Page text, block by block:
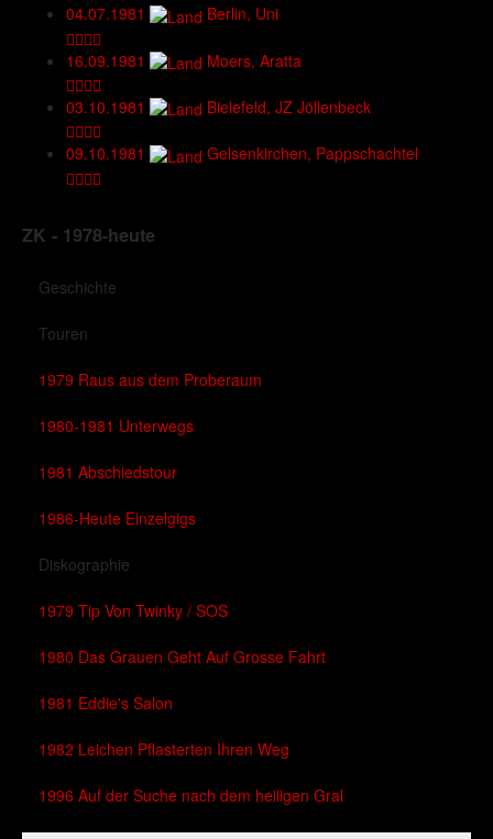
04.07.1981 Berlin, Uni
16.09.1981 Moers, Aratta
03.10.1981 Bielefeld, JZ Jöllenbeck
09.10.1981 Gelsenkirchen, Pappschachtel
ZK - 1978-heute
Geschichte
Touren
1979 Raus aus dem Proberaum
1980-1981 Unterwegs
1981 Abschiedstour
1986-Heute Einzelgigs
Diskographie
1979 Tip Von Twinky / SOS
1980 Das Grauen Geht Auf Grosse Fahrt
1981 Eddie's Salon
1982 Leichen Pflasterten Ihren Weg
1996 Auf der Suche nach dem heiligen Gral